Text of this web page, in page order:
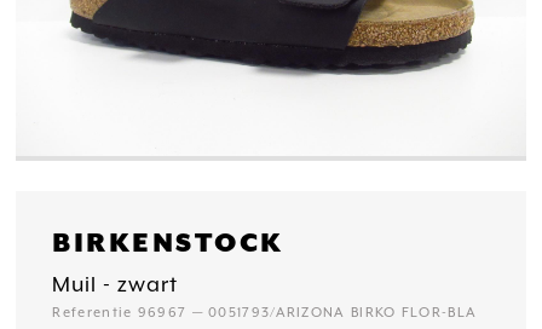
BIRKENSTOCK
Muil - zwart
Referentie 96967 — 0051793/ARIZONA BIRKO FLOR-BLA